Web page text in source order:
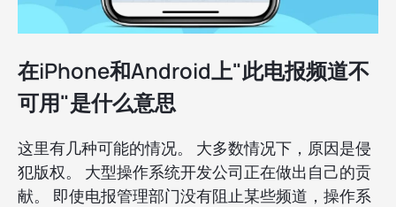
在iPhone和Android上"此电报频道不
可用"是什么意思
这里有几种可能的情况。 大多数情况下，原因是侵
犯版权。 大型操作系统开发公司正在做出自己的贡
献。 即使电报管理部门没有阻止某些频道，操作系